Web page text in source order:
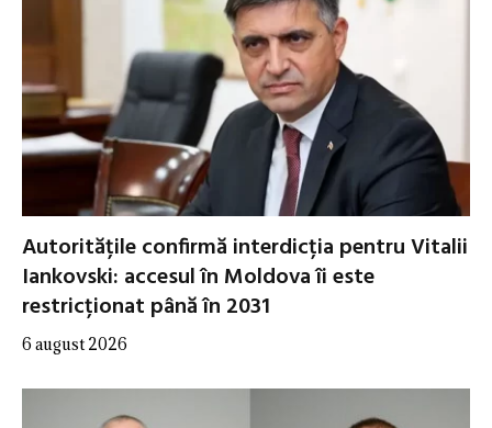
Autoritățile confirmă interdicția pentru Vitalii
Iankovski: accesul în Moldova îi este
restricționat până în 2031
6 august 2026